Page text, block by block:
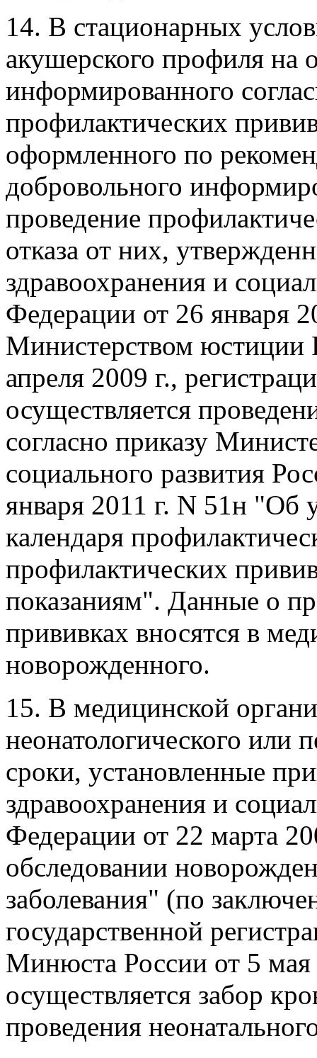
14. В стационарных
акушерского профиля на
информированного
профилактических
оформленного по
добровольного
проведение
отказа от них,
здравоохранения и
Федерации от 26 января
Министерством юстиции
апреля 2009 г.,
осуществляется
согласно приказу
социального развития
января 2011 г. N 51н "Об
календаря
профилактических
показаниям". Данные о
прививках вносятся в
новорожденного.
15. В медицинской
неонатологического или
сроки, установленные
здравоохранения и
Федерации от 22 марта
обследовании
заболевания" (по
государственной
Минюста России от 5
осуществляется забор
проведения